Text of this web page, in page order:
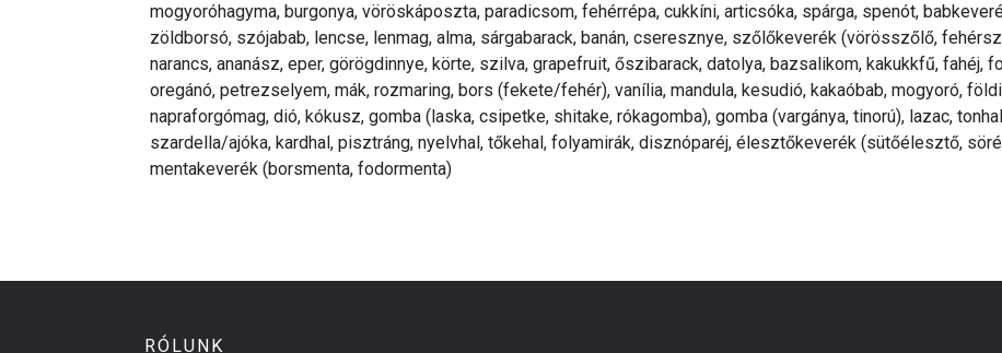
mogyoróhagyma, burgonya, vöröskáposzta, paradicsom, fehérrépa, cukkíni, articsóka, spárga, spenót,
zöldborsó, szójabab, lencse, lenmag, alma, sárgabarack, banán, cseresznye, szőlőkeverék (vörösszőlő,
narancs, ananász, eper, görögdinnye, körte, szilva, grapefruit, őszibarack, datolya, bazsalikom, kakukkfű, fahéj,
oregánó, petrezselyem, mák, rozmaring, bors (fekete/fehér), vanília, mandula, kesudió, kakaóbab, mogyoró,
napraforgómag, dió, kókusz, gomba (laska, csipetke, shitake, rókagomba), gomba (vargánya, tinorú), lazac,
szardella/ajóka, kardhal, pisztráng, nyelvhal, tőkehal, folyamirák, disznóparéj, élesztőkeverék (sütőélesztő,
mentakeverék (borsmenta, fodormenta)
RÓLUNK